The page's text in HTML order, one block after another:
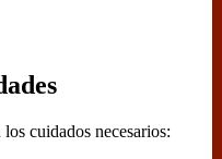
cuidados necesarios: